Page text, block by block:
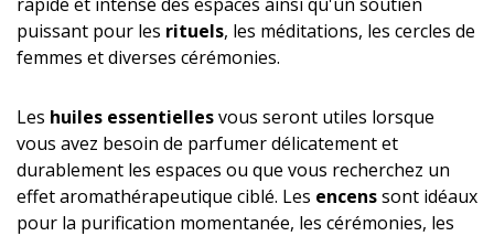
puissant pour les rituels, les méditations, les cercles de
femmes et diverses cérémonies.
Les huiles essentiellesvous seront utiles lorsque
vous avez besoin de parfumer délicatement et
durablement les espaces ou que vous recherchez un
effet aromathérapeutique ciblé. Les encenssont idéaux
pour la purification momentanée, les cérémonies, les